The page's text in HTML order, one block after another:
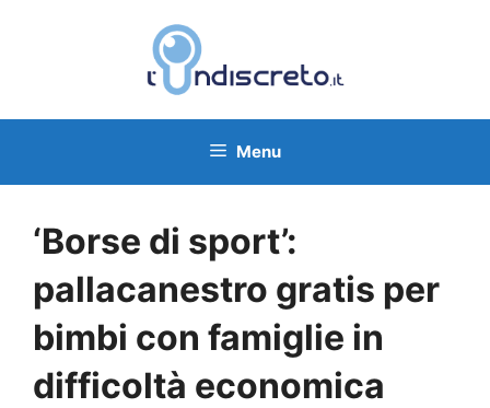
Menu
‘Borse di sport’:
pallacanestro gratis per
bimbi con famiglie in
difficoltà economica